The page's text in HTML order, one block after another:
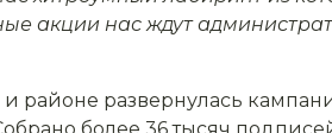
акции нас ждут
районе развернулась